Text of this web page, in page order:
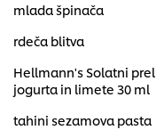
mlada špinača
rdeča blitva
Hellmann's Solatni
jogurta in limete 30 ml
tahini sezamova pasta